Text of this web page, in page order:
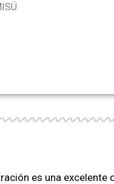
es una